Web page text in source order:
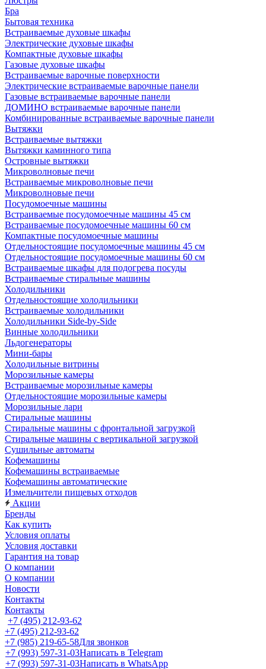
Бра
Бытовая техника
Встраиваемые духовые шкафы
Электрические духовые шкафы
Компактные духовые шкафы
Газовые духовые шкафы
Встраиваемые варочные поверхности
Электрические встраиваемые варочные панели
Газовые встраиваемые варочные панели
ДОМИНО встраиваемые варочные панели
Комбинированные встраиваемые варочные панели
Вытяжки
Встраиваемые вытяжки
Вытяжки каминного типа
Островные вытяжки
Микроволновые печи
Встраиваемые микроволновые печи
Микроволновые печи
Посудомоечные машины
Встраиваемые посудомоечные машины 45 см
Встраиваемые посудомоечные машины 60 см
Компактные посудомоечные машины
Отдельностоящие посудомоечные машины 45 см
Отдельностоящие посудомоечные машины 60 см
Встраиваемые шкафы для подогрева посуды
Встраиваемые стиральные машины
Холодильники
Отдельностоящие холодильники
Встраиваемые холодильники
Холодильники Side-by-Side
Винные холодильники
Льдогенераторы
Мини-бары
Холодильные витрины
Морозильные камеры
Встраиваемые морозильные камеры
Отдельностоящие морозильные камеры
Морозильные лари
Стиральные машины
Стиральные машины с фронтальной загрузкой
Стиральные машины с вертикальной загрузкой
Сушильные автоматы
Кофемашины
Кофемашины встраиваемые
Кофемашины автоматические
Измельчители пищевых отходов
Акции
Бренды
Как купить
Условия оплаты
Условия доставки
Гарантия на товар
О компании
О компании
Новости
Контакты
Контакты
+7 (495) 212-93-62
+7 (495) 212-93-62
+7 (985) 219-65-58Для звонков
+7 (993) 597-31-03Написать в Telegram
+7 (993) 597-31-03Написать в WhatsApp